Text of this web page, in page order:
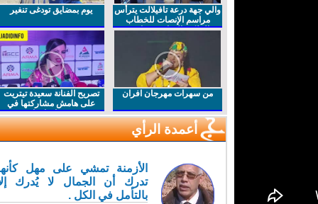
والي جهة درعة تافيلالت يترأس
مراسم الإنصات للخطاب
الملكي السامي بمناسبة
يوم بمضايق تودغى تنغير
من سهرات مهرجان افران
تصريح الفنانة سعيدة تيتريت
على هامش مشاركتها في
مهرجان افران
أعمدة الرأي
الأزمنة تمشي على مهل كأنها
تدرك أن الجمال لا يُدرك إلا
بالتأمل في الكل .